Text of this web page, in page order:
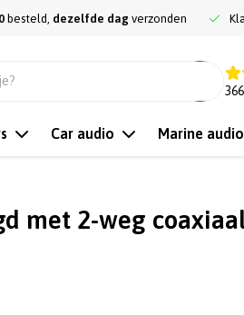
besteld, dezelfde dag verzonden
Car audio Marine audio
met 2-weg